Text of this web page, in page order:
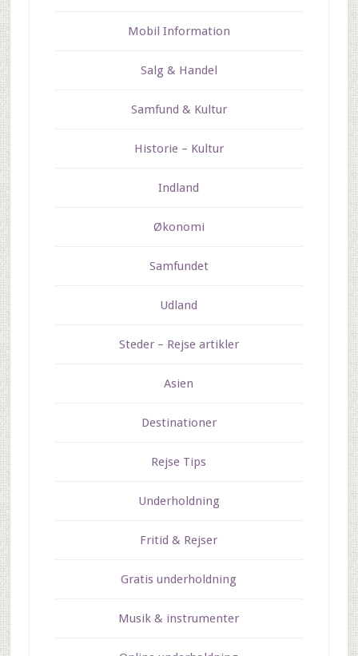
Mobil Information
Salg & Handel
Samfund & Kultur
Historie – Kultur
Indland
Økonomi
Samfundet
Udland
Steder – Rejse artikler
Asien
Destinationer
Rejse Tips
Underholdning
Fritid & Rejser
Gratis underholdning
Musik & instrumenter